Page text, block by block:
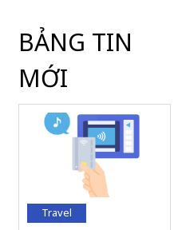
BẢNG TIN
MỚI
Travel